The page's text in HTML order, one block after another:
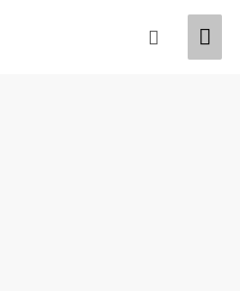
Search